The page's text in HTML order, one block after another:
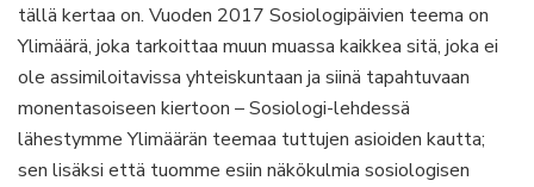
tällä kertaa on. Vuoden 2017 Sosiologipäivien teema on
Ylimäärä, joka tarkoittaa muun muassa kaikkea sitä, joka ei
ole assimiloitavissa yhteiskuntaan ja siinä tapahtuvaan
monentasoiseen kiertoon – Sosiologi-lehdessä
lähestymme Ylimäärän teemaa tuttujen asioiden kautta;
sen lisäksi että tuomme esiin näkökulmia sosiologisen